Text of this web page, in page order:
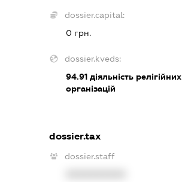
dossier.capital:
0 грн.
dossier.kveds:
94.91 діяльність релігійних
організацій
dossier.tax
dossier.staff